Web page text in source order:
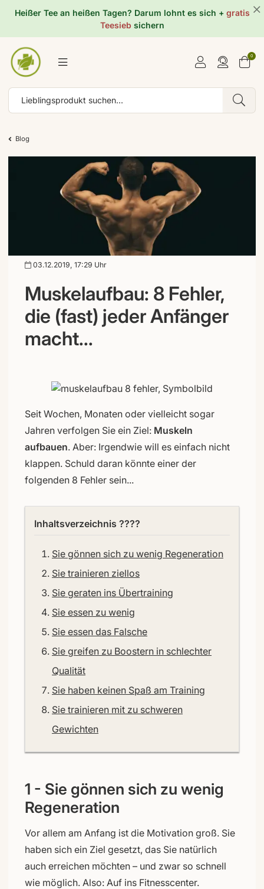
Heißer Tee an heißen Tagen? Darum lohnt es sich + gratis
Teesieb sichern
0
Blog
Muskelaufbau: 8 Fehler,
die (fast) jeder Anfänger
macht...
03.12.2019, 17:29 Uhr
Seit Wochen, Monaten oder vielleicht sogar
Jahren verfolgen Sie ein Ziel: Muskeln
aufbauen. Aber: Irgendwie will es einfach nicht
klappen. Schuld daran könnte einer der
folgenden 8 Fehler sein...
Inhaltsverzeichnis ????
Sie gönnen sich zu wenig Regeneration
Sie trainieren ziellos
Sie geraten ins Übertraining
Sie essen zu wenig
Sie essen das Falsche
Sie greifen zu Boostern in schlechter
Qualität
Sie haben keinen Spaß am Training
Sie trainieren mit zu schweren
Gewichten
1 - Sie gönnen sich zu wenig
Regeneration
Vor allem am Anfang ist die Motivation groß. Sie
haben sich ein Ziel gesetzt, das Sie natürlich
auch erreichen möchten – und zwar so schnell
wie möglich. Also: Auf ins Fitnesscenter.